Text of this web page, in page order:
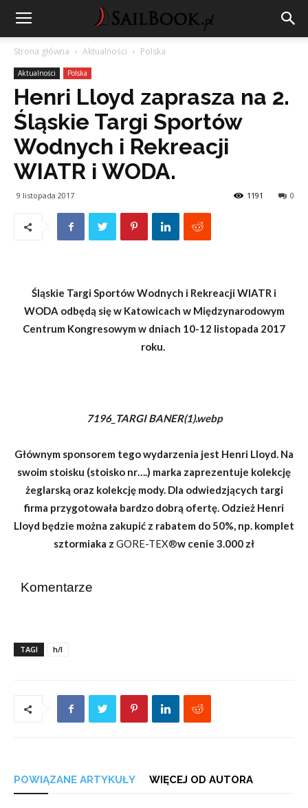
Strona główna Aktualności Polska
Aktualności Polska
Henri Lloyd zaprasza na 2.
Śląskie Targi Sportów
Wodnych i Rekreacji
WIATR i WODA.
9 listopada 2017 0
1191
Śląskie Targi Sportów Wodnych i Rekreacji WIATR i
WODA odbędą się w Katowicach w Międzynarodowym
Centrum Kongresowym w dniach 10-12 listopada 2017
roku.
7196_TARGI BANER(1).webp
Głównym sponsorem tego wydarzenia jest Henri Lloyd. Na
swoim stoisku (stoisko nr….) marka zaprezentuje kolekcję
żeglarską oraz kolekcję mody. Dla odwiedzjących targi
firma przygotowała bardzo dobrą ofertę. Odzież Henri
Lloyd będzie można zakupić z rabatem do 50%, np. komplet
sztormiaka z GORE-TEX®w cenie 3.000 zł
Komentarze
TAGI h/l
POWIĄZANE ARTYKUŁY WIĘCEJ OD AUTORA